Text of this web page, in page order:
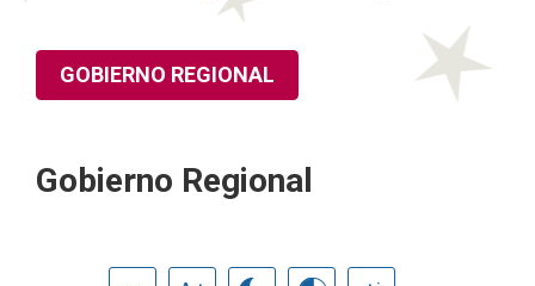
GOBIERNO REGIONAL
Gobierno Regional